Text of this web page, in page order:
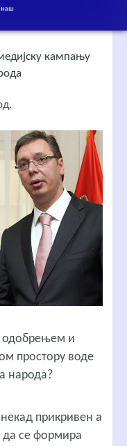
кампању
одобрењем и
простору воде
народа?
прикривен а
да се формира